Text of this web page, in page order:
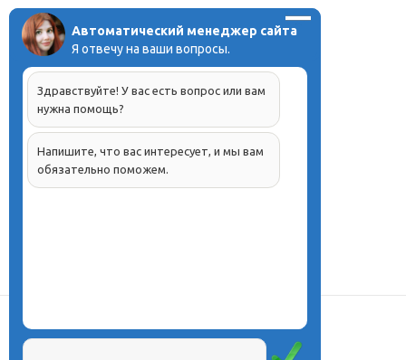
Проекты
Автоматический менеджер сайта
Я отвечу на ваши вопросы.
Здравствуйте! У вас есть вопрос или вам
нужна помощь?
Напишите, что вас интересует, и мы вам
обязательно поможем.